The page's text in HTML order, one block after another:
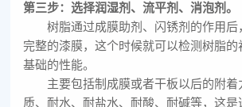
第三步：选择润湿剂、流平剂、消泡剂。
树脂通过成膜助剂、闪锈剂的作用后
完整的漆膜，这个时候就可以检测树脂
基础的性能。
主要包括制成膜或者干板以后的附着
质、耐水、耐盐水、耐酸、耐碱等，这